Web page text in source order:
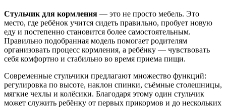
Стульчик для кормления — это не просто мебель. Это
место, где ребёнок учится сидеть правильно, пробует новую
еду и постепенно становится более самостоятельным.
Правильно подобранная модель помогает родителям
организовать процесс кормления, а ребёнку — чувствовать
себя комфортно и стабильно во время приема пищи.
Современные стульчики предлагают множество функций:
регулировка по высоте, наклон спинки, съёмные столешницы,
мягкие чехлы и колёсики. Благодаря этому один стульчик
может служить ребёнку от первых прикормов и до нескольких